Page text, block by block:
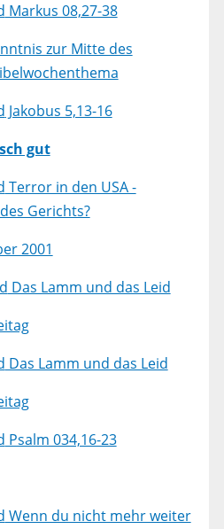
Markus 08,27-38
zur Mitte des
Jakobus 5,13-16
gut
Terror in den USA -
Gerichts?
2001
Das Lamm und das Leid
Das Lamm und das Leid
Psalm 034,16-23
Wenn du nicht mehr weiter